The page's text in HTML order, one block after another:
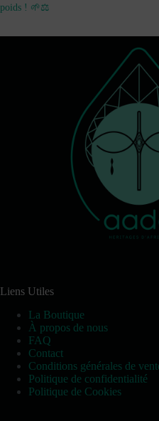
poids ! 🌱⚖️
Liens Utiles
La Boutique
À propos de nous
FAQ
Contact
Conditions générales de
Politique de confidentialité
Politique de Cookies